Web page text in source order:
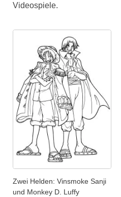
Videospiele.
Zwei Helden: Vinsmoke Sanji
und Monkey D. Luffy